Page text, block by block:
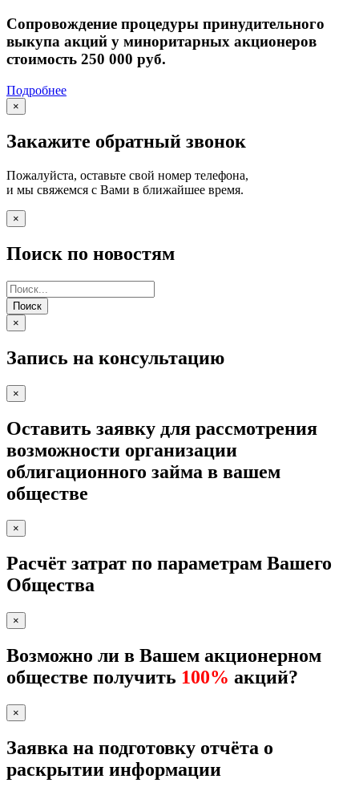
Сопровождение процедуры принудительного
выкупа акций у миноритарных акционеров
стоимость 250 000 руб.
Подробнее
×
Закажите обратный звонок
Пожалуйста, оставьте свой номер телефона,
и мы свяжемся с Вами в ближайшее время.
×
Поиск по новостям
Поиск
×
Запись на консультацию
×
Оставить заявку для рассмотрения
возможности организации
облигационного займа в вашем
обществе
×
Расчёт затрат по параметрам Вашего
Общества
×
Возможно ли в Вашем акционерном
обществе получить 100% акций?
×
Заявка на подготовку отчёта о
раскрытии информации